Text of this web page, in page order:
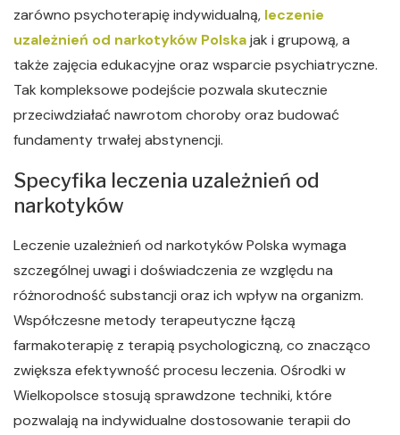
zarówno psychoterapię indywidualną, leczenie
uzależnień od narkotyków Polskajak i grupową, a
także zajęcia edukacyjne oraz wsparcie psychiatryczne.
Tak kompleksowe podejście pozwala skutecznie
przeciwdziałać nawrotom choroby oraz budować
fundamenty trwałej abstynencji.
Specyfika leczenia uzależnień od
narkotyków
Leczenie uzależnień od narkotyków Polska wymaga
szczególnej uwagi i doświadczenia ze względu na
różnorodność substancji oraz ich wpływ na organizm.
Współczesne metody terapeutyczne łączą
farmakoterapię z terapią psychologiczną, co znacząco
zwiększa efektywność procesu leczenia. Ośrodki w
Wielkopolsce stosują sprawdzone techniki, które
pozwalają na indywidualne dostosowanie terapii do